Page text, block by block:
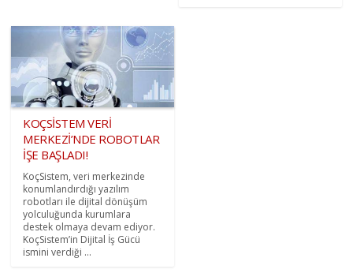
KOÇSİSTEM VERİ
MERKEZİ’NDE ROBOTLAR
İŞE BAŞLADI!
KoçSistem, veri merkezinde
konumlandırdığı yazılım
robotları ile dijital dönüşüm
yolculuğunda kurumlara
destek olmaya devam ediyor.
KoçSistem’in Dijital İş Gücü
ismini verdiği ...